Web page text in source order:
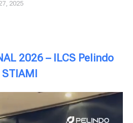
2025
2026 – ILCS Pelindo